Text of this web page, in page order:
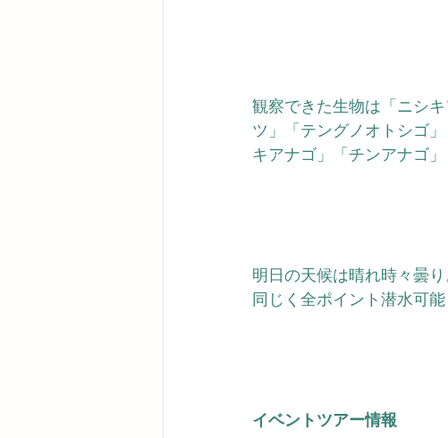
観察できた生物は「ニシ
ツ」「テングノオトシゴ
キアナゴ」「チンアナゴ
明日の天候は晴れ時々曇り
同じく全ポイント潜水可能
イベントツアー情報